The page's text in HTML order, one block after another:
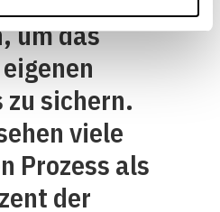
um das
sichern.
viele
Prozess als
der